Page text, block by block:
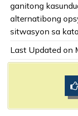
ganitong
alternatibong
sitwasyon sa
Last Updated on